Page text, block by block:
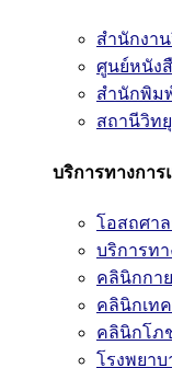
สำนักงา
ศูนย์หนัง
สำนักพิม
สถานีวิท
บริการทางการ
โอสถศา
บริการท
คลินิกกา
คลินิกเท
คลินิกโภ
โรงพยาบ